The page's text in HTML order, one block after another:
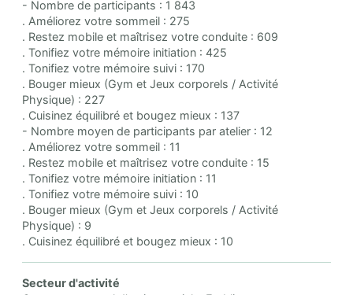
- Nombre de participants : 1 843
. Améliorez votre sommeil : 275
. Restez mobile et maîtrisez votre conduite : 609
. Tonifiez votre mémoire initiation : 425
. Tonifiez votre mémoire suivi : 170
. Bouger mieux (Gym et Jeux corporels / Activité
Physique) : 227
. Cuisinez équilibré et bougez mieux : 137
- Nombre moyen de participants par atelier : 12
. Améliorez votre sommeil : 11
. Restez mobile et maîtrisez votre conduite : 15
. Tonifiez votre mémoire initiation : 11
. Tonifiez votre mémoire suivi : 10
. Bouger mieux (Gym et Jeux corporels / Activité
Physique) : 9
. Cuisinez équilibré et bougez mieux : 10
Secteur d'activité